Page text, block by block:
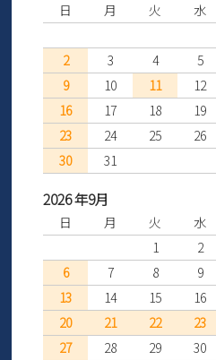
日 月 火 水
2
3 4 5
9
10 11 12
16
17 18 19
23
24 25 26
30
31
2026 年9月
日 月 火 水
1
2
6
7 8 9
13
14 15 16
20
21 22 23
27
28 29 30